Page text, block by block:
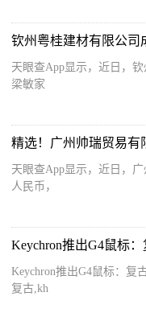
钦州粤桂建材有限公司
天眼查App显示，近日，
梁敏家
精选！广州帅瑞贸易有
天眼查App显示，近日，
人民币，
Keychron推出G4鼠标：复
复古,kh